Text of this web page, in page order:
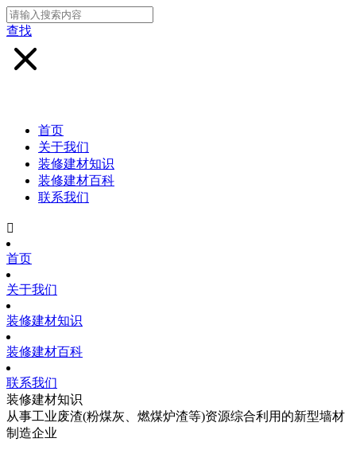
查找
首页
关于我们
装修建材知识
装修建材百科
联系我们

首页
关于我们
装修建材知识
装修建材百科
联系我们
装修建材知识
从事工业废渣(粉煤灰、燃煤炉渣等)资源综合利用的新型墙材
制造企业